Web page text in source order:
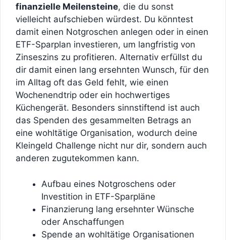
finanzielle Meilensteine, die du sonst
vielleicht aufschieben würdest. Du könntest
damit einen Notgroschen anlegen oder in einen
ETF-Sparplan investieren, um langfristig von
Zinseszins zu profitieren. Alternativ erfüllst du
dir damit einen lang ersehnten Wunsch, für den
im Alltag oft das Geld fehlt, wie einen
Wochenendtrip oder ein hochwertiges
Küchengerät. Besonders sinnstiftend ist auch
das Spenden des gesammelten Betrags an
eine wohltätige Organisation, wodurch deine
Kleingeld Challenge nicht nur dir, sondern auch
anderen zugutekommen kann.
Aufbau eines Notgroschens oder
Investition in ETF-Sparpläne
Finanzierung lang ersehnter Wünsche
oder Anschaffungen
Spende an wohltätige Organisationen